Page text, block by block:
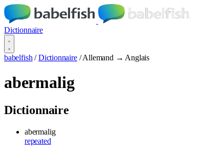
Dictionnaire
babelfish / Dictionnaire / Allemand → Anglais
abermalig
Dictionnaire
abermalig
repeated